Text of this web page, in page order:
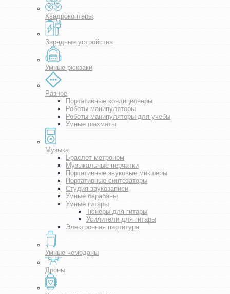
Квадрокоптеры
Зарядные устройства
Умные рюкзаки
Разное
Портативные кондиционеры
Роботы-манипуляторы
Роботы-манипуляторы для учебы
Умные шахматы
Музыка
Браслет метроном
Музыкальные перчатки
Портативные звуковые микшеры
Портативные синтезаторы
Студия звукозаписи
Умные барабаны
Умные гитары
Тюнеры для гитары
Усилители для гитары
Электронная партитура
Умные чемоданы
Дроны